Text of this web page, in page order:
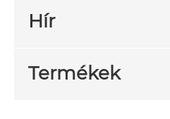
Hír
Termékek